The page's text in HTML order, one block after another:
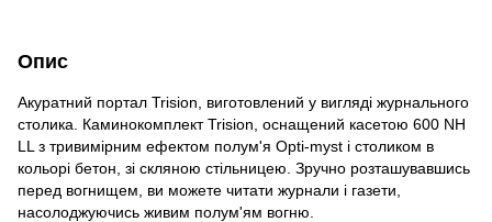
Опис
Акуратний портал Trision, виготовлений у вигляді журнального
столика. Каминокомплект Trision, оснащений касетою 600 NH
LL з тривимірним ефектом полум'я Opti-myst і столиком в
кольорі бетон, зі скляною стільницею. Зручно розташувавшись
перед вогнищем, ви можете читати журнали і газети,
насолоджуючись живим полум'ям вогню.